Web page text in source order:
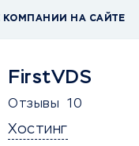
КОМПАНИИ НА САЙТЕ
FirstVDS
Отзывы 10
Хостинг